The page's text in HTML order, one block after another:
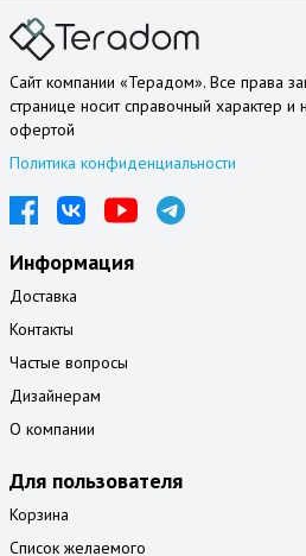
Сайт компании «Терадом». Все права
странице носит справочный характер и
офертой
Политика конфиденциальности
Информация
Доставка
Контакты
Частые вопросы
Дизайнерам
О компании
Для пользователя
Корзина
Список желаемого